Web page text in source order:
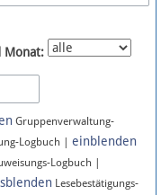
Monat:
Gruppenverwaltung-
Logbuch | einblenden
Logbuch |
Lesebestätigungs-